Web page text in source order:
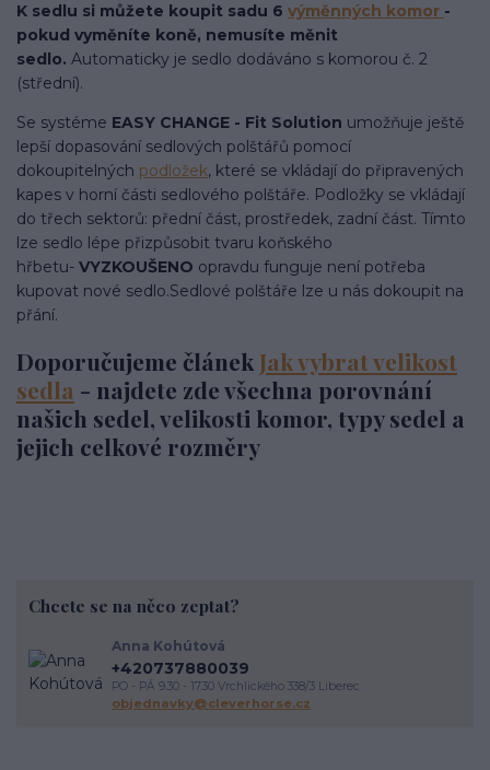
K sedlu si můžete koupit sadu 6 výměnných komor -
pokud vyměníte koně, nemusíte měnit
sedlo. Automaticky je sedlo dodáváno s komorou č. 2
(střední).
Se systéme EASY CHANGE - Fit Solution umožňuje ještě
lepší dopasování sedlových polštářů pomocí
dokoupitelných podložek, které se vkládají do připravených
kapes v horní části sedlového polštáře. Podložky se vkládají
do třech sektorů: přední část, prostředek, zadní část. Tímto
lze sedlo lépe přizpůsobit tvaru koňského
hřbetu- VYZKOUŠENO opravdu funguje není potřeba
kupovat nové sedlo.Sedlové polštáře lze u nás dokoupit na
přání.
Doporučujeme článek Jak vybrat velikost
sedla - najdete zde všechna porovnání
našich sedel, velikosti komor, typy sedel a
jejich celkové rozměry
Chcete se na něco zeptat?
Anna Kohútová
+420737880039
PO - PÁ 9.30 - 17.30 Vrchlického 338/3 Liberec
objednavky@cleverhorse.cz